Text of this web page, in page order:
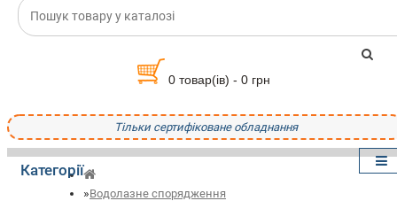
0 товар(ів) - 0 грн
Тільки сертифіковане обладнання
Категорії
Водолазне спорядження